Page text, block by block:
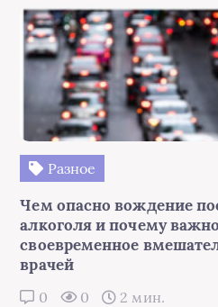
Разное
Чем опасно вождение
алкоголя и почему важно
своевременное
врачей
0 0 2 мин.